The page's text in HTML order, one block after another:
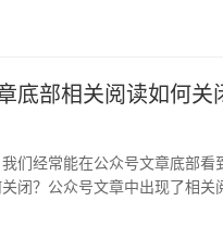
底部相关阅读如何关
们经常能在公众号文章底部
闭？公众号文章中出现了相关